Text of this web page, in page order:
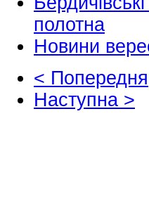
полотна
Новини
< Попередня
Наступна >